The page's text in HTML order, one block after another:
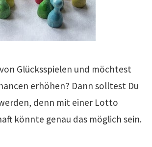
Glücksspielen und möchtest
erhöhen? Dann solltest Du
denn mit einer Lotto
könnte genau das möglich sein.